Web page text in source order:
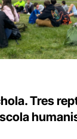
Tres